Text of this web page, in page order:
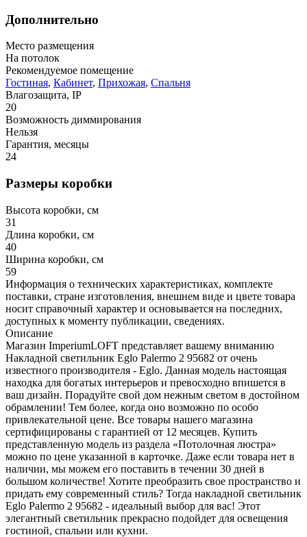
Дополнительно
Место размещения
На потолок
Рекомендуемое помещение
Гостиная, Кабинет, Прихожая, Спальня
Влагозащита, IP
20
Возможность диммирования
Нельзя
Гарантия, месяцы
24
Размеры коробки
Высота коробки, см
31
Длина коробки, см
40
Ширина коробки, см
59
Информация о технических характеристиках, комплекте
поставки, стране изготовления, внешнем виде и цвете товара
носит справочный характер и основывается на последних,
доступных к моменту публикации, сведениях.
Описание
Магазин ImperiumLOFT представляет вашему вниманию
Накладной светильник Eglo Palermo 2 95682 от очень
известного производителя - Eglo. Данная модель настоящая
находка для богатых интерьеров и превосходно впишется в
ваш дизайн. Порадуйте свой дом нежным светом в достойном
обрамлении! Тем более, когда оно возможно по особо
привлекательной цене. Все товары нашего магазина
сертифицированы с гарантией от 12 месяцев. Купить
представленную модель из раздела «Потолочная люстра»
можно по цене указанной в карточке. Даже если товара нет в
наличии, мы можем его поставить в течении 30 дней в
большом количестве! Хотите преобразить свое пространство и
придать ему современный стиль? Тогда накладной светильник
Eglo Palermo 2 95682 - идеальный выбор для вас! Этот
элегантный светильник прекрасно подойдет для освещения
гостиной, спальни или кухни.